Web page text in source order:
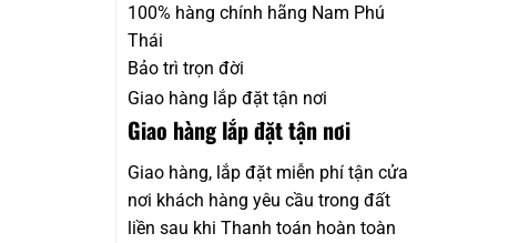
100% hàng chính hãng Nam Phú
Thái
Bảo trì trọn đời
Giao hàng lắp đặt tận nơi
Giao hàng lắp đặt tận nơi
Giao hàng, lắp đặt miễn phí tận cửa
nơi khách hàng yêu cầu trong đất
liền sau khi Thanh toán hoàn toàn